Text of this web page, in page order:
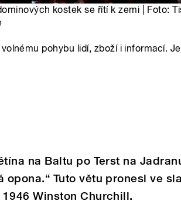
kostek se řítí k zemi | Foto:
pohybu lidí, zboží i informací.
na Baltu po Terst na
opona.“ Tuto větu pronesl ve
1946 Winston Churchill.